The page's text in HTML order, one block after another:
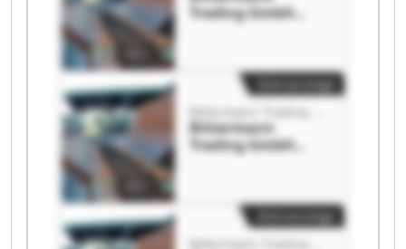
Trading GmbH
Bittermann
Bittermann
Trading GmbH
Bittermann
Kleinanzeige
Kleinanzeige